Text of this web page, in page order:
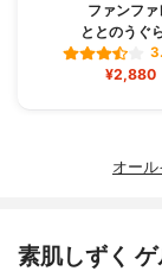
ファンファ
ととのうぐ
¥2,880
オー
素肌しずく